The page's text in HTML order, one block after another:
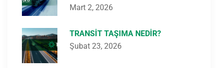
Mart 2, 2026
TRANSIT TAŞIMA NEDIR?
Şubat 23, 2026